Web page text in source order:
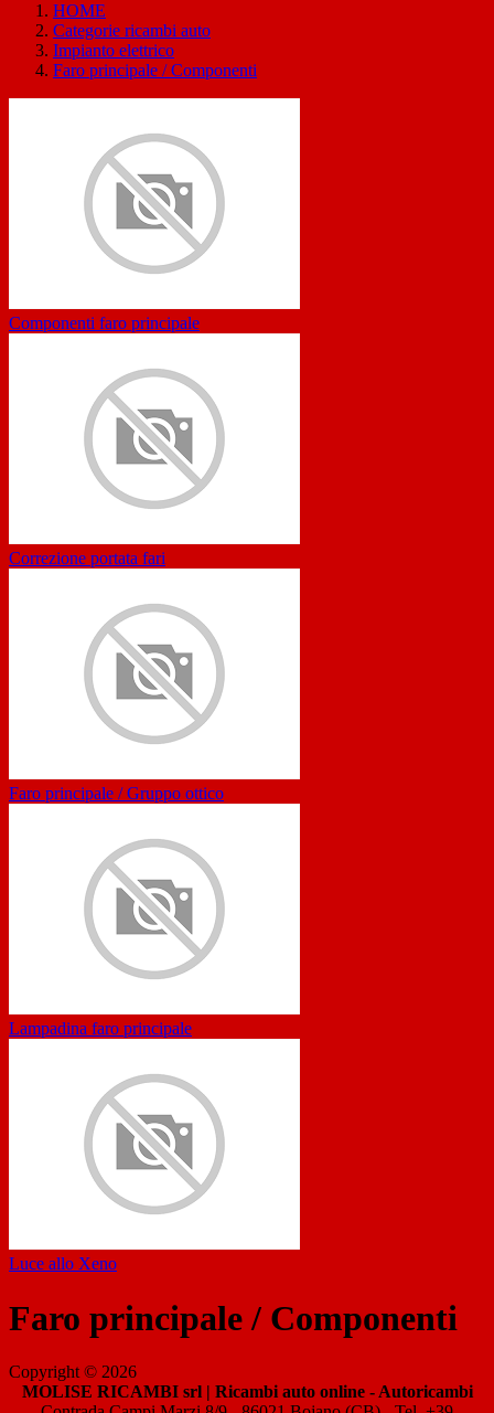
HOME
Categorie ricambi auto
Impianto elettrico
Faro principale / Componenti
Componenti faro principale
Correzione portata fari
Faro principale / Gruppo ottico
Lampadina faro principale
Luce allo Xeno
Faro principale / Componenti
Copyright © 2026
MOLISE RICAMBI srl | Ricambi auto online - Autoricambi